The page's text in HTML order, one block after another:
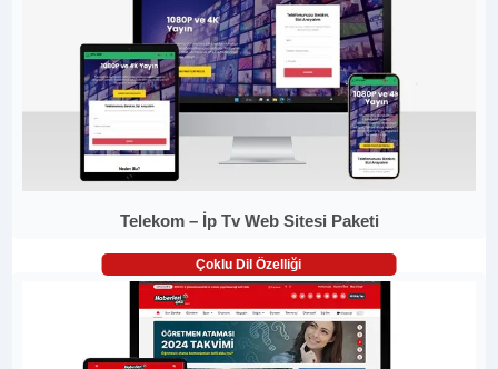
Telekom – İp Tv Web Sitesi Paketi
Çoklu Dil Özelliği